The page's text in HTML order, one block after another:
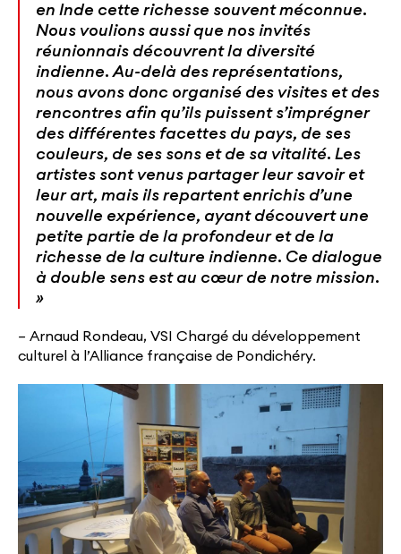
en Inde cette richesse souvent méconnue.
Nous voulions aussi que nos invités
réunionnais découvrent la diversité
indienne. Au-delà des représentations,
nous avons donc organisé des visites et des
rencontres afin qu’ils puissent s’imprégner
des différentes facettes du pays, de ses
couleurs, de ses sons et de sa vitalité. Les
artistes sont venus partager leur savoir et
leur art, mais ils repartent enrichis d’une
nouvelle expérience, ayant découvert une
petite partie de la profondeur et de la
richesse de la culture indienne. Ce dialogue
à double sens est au cœur de notre mission.
»
– Arnaud Rondeau, VSI Chargé du développement
culturel à l’Alliance française de Pondichéry.